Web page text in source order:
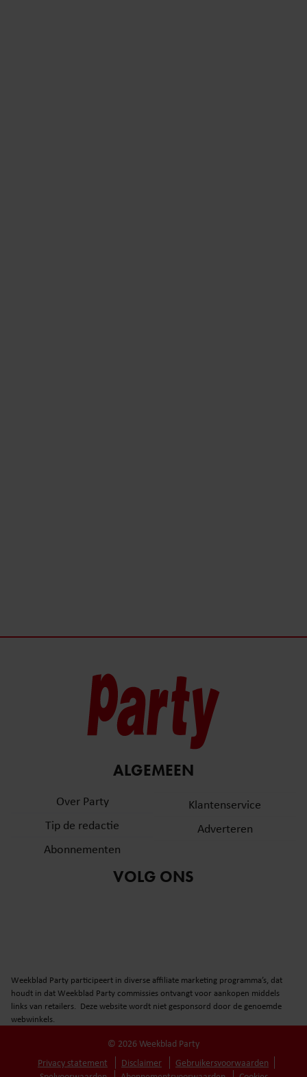
ALGEMEEN
Over Party
Tip de redactie
Abonnementen
Klantenservice
Adverteren
VOLG ONS
Weekblad Party participeert in diverse affiliate marketing programma’s, dat
houdt in dat Weekblad Party commissies ontvangt voor aankopen middels
links van retailers. Deze website wordt niet gesponsord door de genoemde
webwinkels.
© 2026 Weekblad Party
Privacy statement
Disclaimer
Gebruikersvoorwaarden